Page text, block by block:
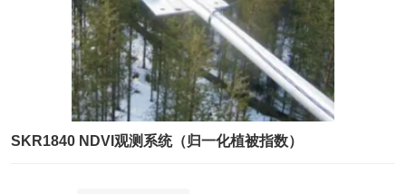
SKR1840 NDVI观测系统（归一化植被指数）